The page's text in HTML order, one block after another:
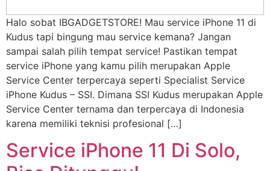
Halo sobat IBGADGETSTORE! Mau service iPhone 11 di
Kudus tapi bingung mau service kemana? Jangan
sampai salah pilih tempat service! Pastikan tempat
service iPhone yang kamu pilih merupakan Apple
Service Center terpercaya seperti Specialist Service
iPhone Kudus – SSI. Dimana SSI Kudus merupakan Apple
Service Center ternama dan terpercaya di Indonesia
karena memiliki teknisi profesional […]
Service iPhone 11 Di Solo,